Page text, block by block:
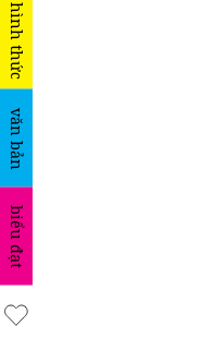
hình thức
văn bản
biểu đạt